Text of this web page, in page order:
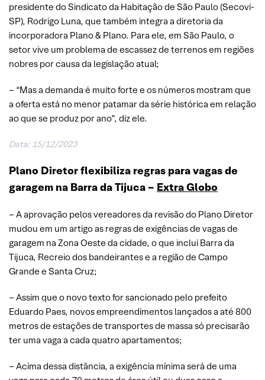
presidente do Sindicato da Habitação de São Paulo (Secovi-
SP), Rodrigo Luna, que também integra a diretoria da
incorporadora Plano & Plano. Para ele, em São Paulo, o
setor vive um problema de escassez de terrenos em regiões
nobres por causa da legislação atual;
– “Mas a demanda é muito forte e os números mostram que
a oferta está no menor patamar da série histórica em relação
ao que se produz por ano”, diz ele.
Data: 15/12/2023
Plano Diretor flexibiliza regras para vagas de
garagem na Barra da Tijuca – Extra Globo
– A aprovação pelos vereadores da revisão do Plano Diretor
mudou em um artigo as regras de exigências de vagas de
garagem na Zona Oeste da cidade, o que inclui Barra da
Tijuca, Recreio dos bandeirantes e a região de Campo
Grande e Santa Cruz;
– Assim que o novo texto for sancionado pelo prefeito
Eduardo Paes, novos empreendimentos lançados a até 800
metros de estações de transportes de massa só precisarão
ter uma vaga a cada quatro apartamentos;
– Acima dessa distância, a exigência mínima será de uma